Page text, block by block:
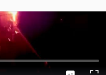
daha verimli hale getirmek
Yasalara göre, bu sitenin
cihazınıza yerleştirebiliyoruz.
Bu site farklı çerez türleri
yer alan üçüncü şahıs hizmetleri
geçerlidir: web.tv